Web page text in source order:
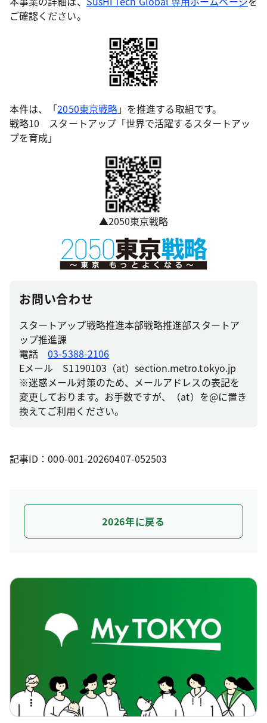
ご確認ください。
本件は、「2050東京戦略」を推進する取組です。
戦略10 スタートアップ「世界で活躍するスタートアッ
プを育成」
▲2050東京戦略
お問い合わせ
スタートアップ戦略推進本部戦略推進部スタートア
ップ推進課
電話03-5388-2106
Eメール S1190103（at）section.metro.tokyo.jp
※迷惑メール対策のため、メールアドレスの表記を
変更しております。お手数ですが、（at）を@に置き
換えてご利用ください。
記事ID：000-001-20260407-052503
2026年に戻る